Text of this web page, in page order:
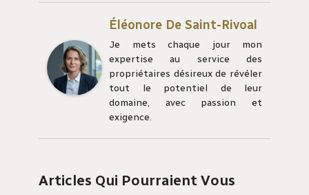
Éléonore De Saint-Rivoal
Je mets chaque jour mon
expertise au service des
propriétaires désireux de révéler
tout le potentiel de leur
domaine, avec passion et
exigence.
Articles Qui Pourraient Vous